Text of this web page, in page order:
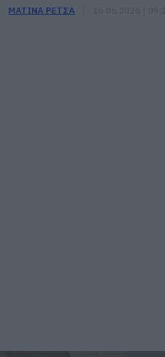
ΜΑΤΙΝΑ ΡΕΤΣΑ